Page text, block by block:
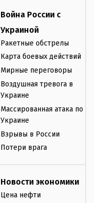
Война России с
Украиной
Ракетные обстрелы
Карта боевых действий
Мирные переговоры
Воздушная тревога в
Украине
Массированная атака по
Украине
Взрывы в России
Потери врага
Новости экономики
Цена нефти